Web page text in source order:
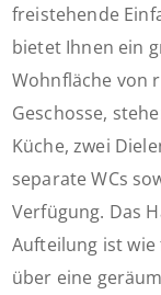
freistehende
bietet Ihnen ein
Wohnfläche von
Geschosse,
Küche, zwei
separate WCs
Verfügung. Das
Aufteilung ist wie
über eine